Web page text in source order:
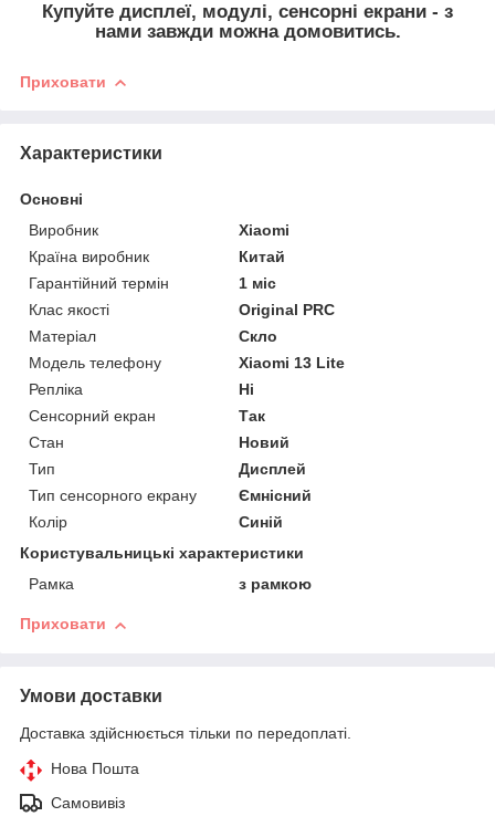
Купуйте дисплеї, модулі, сенсорні екрани - з
нами завжди можна домовитись.
Приховати
Характеристики
Основні
Виробник
Xiaomi
Країна виробник
Китай
Гарантійний термін
1 міс
Клас якості
Original PRC
Матеріал
Скло
Модель телефону
Xiaomi 13 Lite
Репліка
Ні
Сенсорний екран
Так
Стан
Новий
Тип
Дисплей
Тип сенсорного екрану
Ємнісний
Колір
Синій
Користувальницькі характеристики
Рамка
з рамкою
Приховати
Умови доставки
Доставка здійснюється тільки по передоплаті.
Нова Пошта
Самовивіз